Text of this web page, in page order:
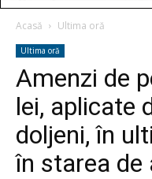
Acasă Ultima oră
Ultima oră
Amenzi de
lei, aplicate
doljeni, în
în starea de